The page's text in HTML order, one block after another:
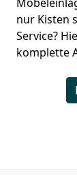
nur Kisten
Service?
komplette